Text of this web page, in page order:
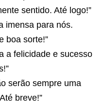
sentido. Até logo!”
imensa para nós.
boa sorte!”
a felicidade e sucesso
serão sempre uma
breve!”